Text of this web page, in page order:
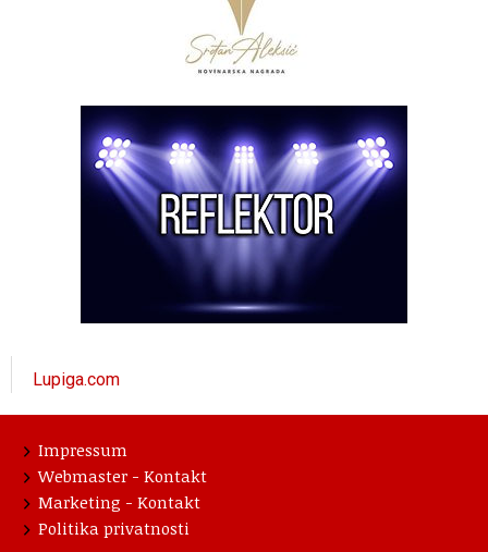
Lupiga.com
Impressum
Webmaster - Kontakt
Marketing - Kontakt
Politika privatnosti